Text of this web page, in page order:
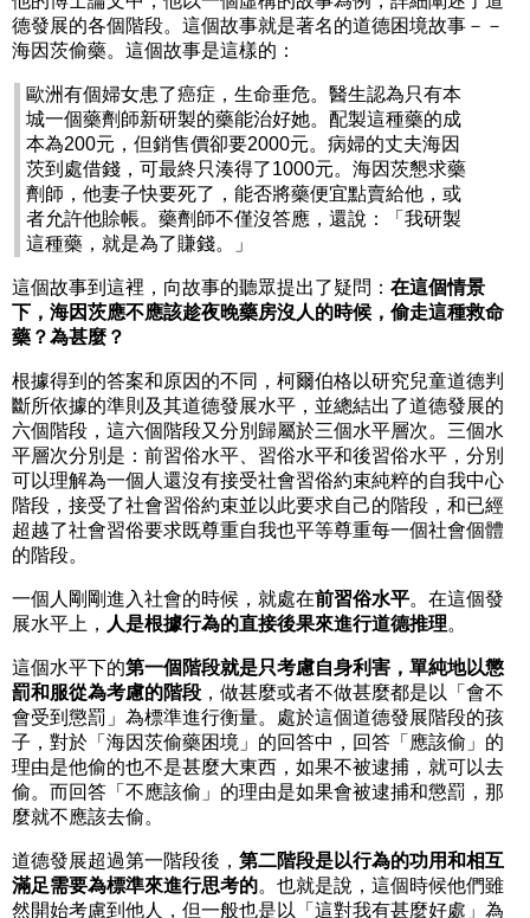
德發展的各個階段。這個故事就是著名的道德困境故事－－
海因茨偷藥。這個故事是這樣的：
歐洲有個婦女患了癌症，生命垂危。醫生認為只有本
城一個藥劑師新研製的藥能治好她。配製這種藥的成
本為200元，但銷售價卻要2000元。病婦的丈夫海因
茨到處借錢，可最終只湊得了1000元。海因茨懇求藥
劑師，他妻子快要死了，能否將藥便宜點賣給他，或
者允許他賒帳。藥劑師不僅沒答應，還說：「我研製
這種藥，就是為了賺錢。」
這個故事到這裡，向故事的聽眾提出了疑問： 在這個情景
下，海因茨應不應該趁夜晚藥房沒人的時候，偷走這種救命
藥？為甚麼？
根據得到的答案和原因的不同，柯爾伯格以研究兒童道德判
斷所依據的準則及其道德發展水平，並總結出了道德發展的
六個階段，這六個階段又分別歸屬於三個水平層次。三個水
平層次分別是：前習俗水平、習俗水平和後習俗水平，分別
可以理解為一個人還沒有接受社會習俗約束純粹的自我中心
階段，接受了社會習俗約束並以此要求自己的階段，和已經
超越了社會習俗要求既尊重自我也平等尊重每一個社會個體
的階段。
一個人剛剛進入社會的時候，就處在前習俗水平。在這個發
展水平上， 人是根據行為的直接後果來進行道德推理。
這個水平下的第一個階段就是只考慮自身利害，單純地以懲
罰和服從為考慮的階段 ，做甚麼或者不做甚麼都是以「會不
會受到懲罰」為標準進行衡量。處於這個道德發展階段的孩
子，對於「海因茨偷藥困境」的回答中，回答「應該偷」的
理由是他偷的也不是甚麼大東西，如果不被逮捕，就可以去
偷。而回答「不應該偷」的理由是如果會被逮捕和懲罰，那
麼就不應該去偷。
道德發展超過第一階段後， 第二階段是以行為的功用和相互
滿足需要為標準來進行思考的。也就是說，這個時候他們雖
然開始考慮到他人，但一般也是以「這對我有甚麼好處」為